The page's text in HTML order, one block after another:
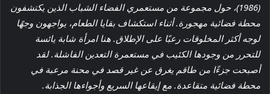
(1986)، حول مجموعة من مستعمري الفضاء الشباب الذين يكتشفون
محطة فضائية مهجورة. أثناء استكشاف بقايا الطعام، يواجهون وجهًا
لوجه أكثر المخلوقات رعبًا على الإطلاق. هنا امرأة شابة يائسة
للتحرر من وجودها الكئيب في مستعمرة التعدين الفاشلة. لقد
أصبحت جزءًا من طاقم يغرق عن غير قصد في محنة مرعبة في
محطة فضائية متقاعدة. مع إيقاعها السريع وأجواءها الجذابة.